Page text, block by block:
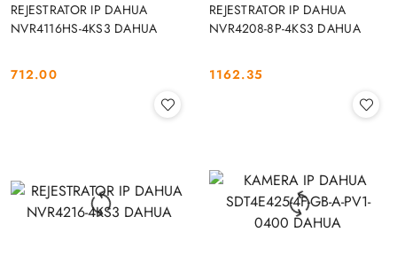
REJESTRATOR IP DAHUA
NVR4116HS-4KS3 DAHUA
Cena:
712.00
REJESTRATOR IP DAHUA
NVR4208-8P-4KS3 DAHUA
Cena:
1162.35